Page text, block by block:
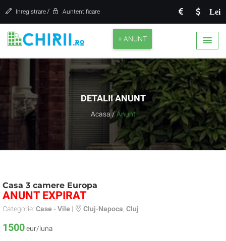
Lei
Inregistrare / Auntentificare
+ ANUNT
DETALII ANUNT
Acasa / Anunt
Casa 3 camere Europa
ANUNT EXPIRAT
Categorie: Case - Vile | Cluj-Napoca Cluj
1500eur/luna